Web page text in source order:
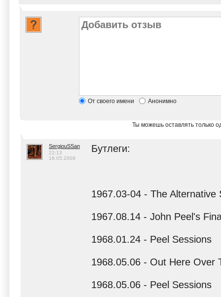
От своего имени Анонимно
Ты можешь оставлять только
SergiouSSan
22:13
18.05.2009
Бутлеги:
1967.03-04 - The Alternative
1967.08.14 - John Peel's
1968.01.24 - Peel Sessions
1968.05.06 - Out Here Over
1968.05.06 - Peel Sessions